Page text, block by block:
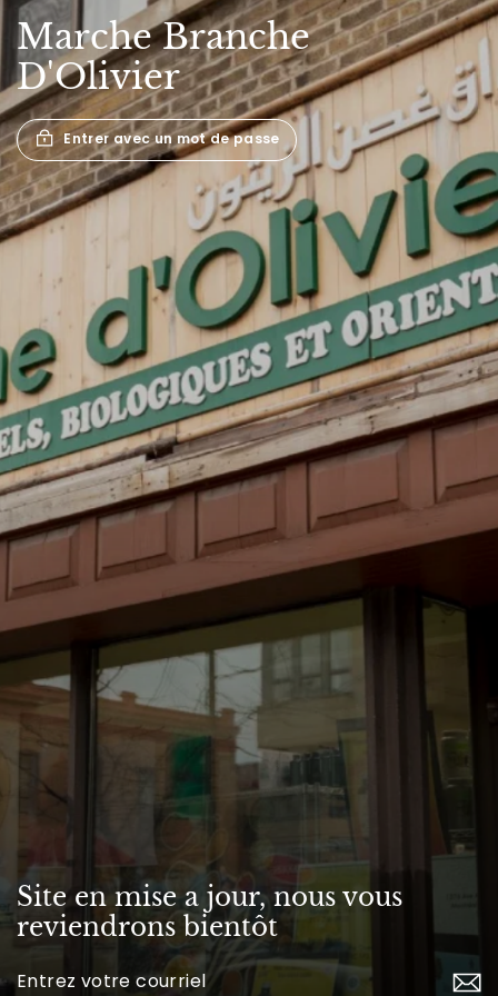
MarcheBranche
D'Olivier
Entrer avec un mot de passe
Site en mise a jour, nous vous
reviendrons bientôt
Inscrivez-